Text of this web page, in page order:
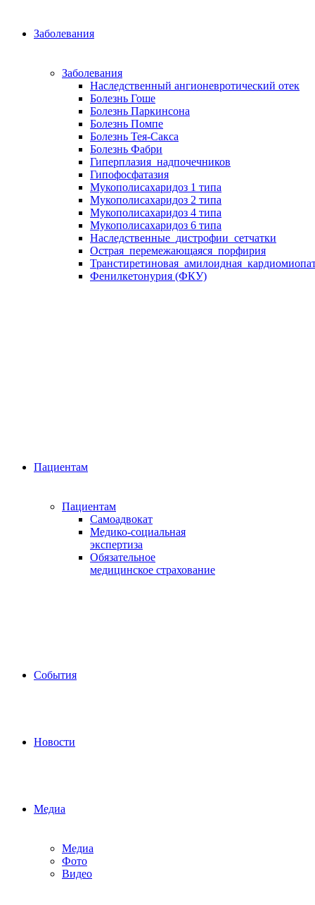
Заболевания
Заболевания
Наследственный ангионевротический отек
Болезнь Гоше
Болезнь Паркинсона
Болезнь Помпе
Болезнь Тея-Сакса
Болезнь Фабри
Гиперплазия_надпочечников
Гипофосфатазия
Мукополисахаридоз 1 типа
Мукополисахаридоз 2 типа
Мукополисахаридоз 4 типа
Мукополисахаридоз 6 типа
Наследственные_дистрофии_сетчатки
Острая_перемежающаяся_порфирия
Фенилкетонурия (ФКУ)
Пациентам
Пациентам
Самоадвокат
Медико-социальная
экспертиза
Обязательное
медицинское страхование
События
Новости
Медиа
Медиа
Фото
Видео